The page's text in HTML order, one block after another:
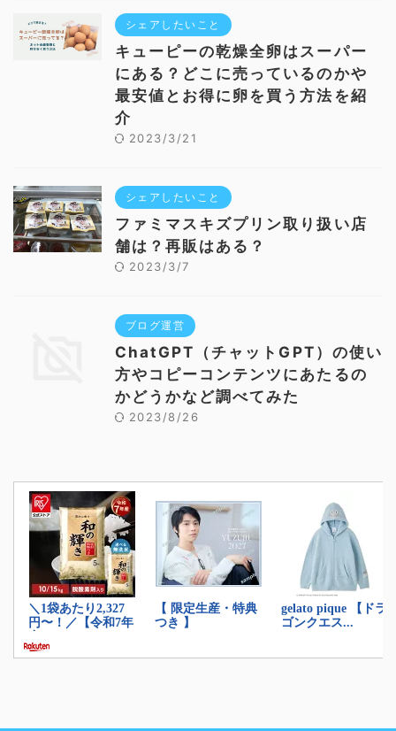
シェアしたいこと
キューピーの乾燥全卵はスーパー
にある？どこに売っているのかや
最安値とお得に卵を買う方法を紹
介
2023/3/21
シェアしたいこと
ファミマスキズプリン取り扱い店
舗は？再販はある？
2023/3/7
ブログ運営
ChatGPT（チャットGPT）の使い
方やコピーコンテンツにあたるの
かどうかなど調べてみた
2023/8/26